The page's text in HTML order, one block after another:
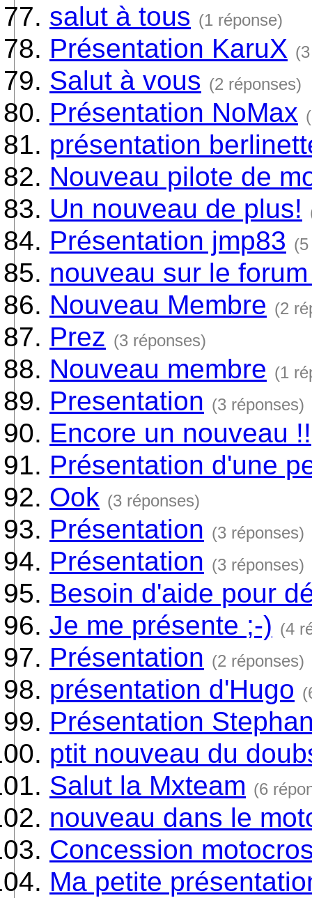
salut à tous (1 réponse)
Présentation KaruX
Salut à vous (2 réponses)
Présentation NoMax
présentation
Nouveau pilote de
Un nouveau de plus!
Présentation jmp83
nouveau sur le
Nouveau Membre (2
Prez (3 réponses)
Nouveau membre (1
Presentation (3 réponses)
Encore un nouveau !!
Présentation d'une
Ook (3 réponses)
Présentation (3 réponses)
Présentation (3 réponses)
Besoin d'aide pour
Je me présente ;-) (4
Présentation (2 réponses)
présentation d'Hugo
Présentation
ptit nouveau du
Salut la Mxteam (6
nouveau dans le
Concession
Ma petite